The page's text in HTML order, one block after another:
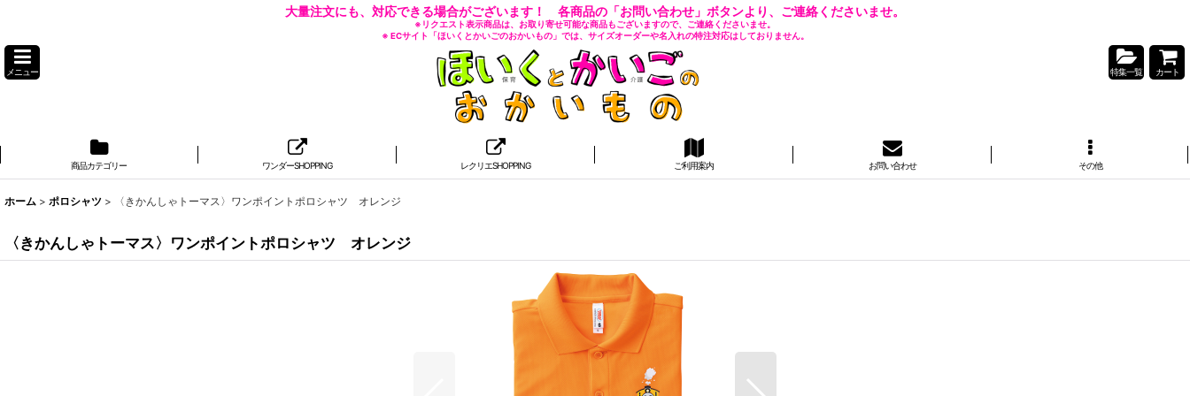
大量注文にも、対応できる場合がございます！ 各商品の「お問い合わせ」ボタンより、ご連絡くださいませ。
※リクエスト表示商品は、お取り寄せ可能な商品もございますので、ご連絡くださいませ。
※ ECサイト「ほいくとかいごのおかいもの」では、サイズオーダーや名入れの特注対応はしておりません。
メニュー 特集一覧 カート
商品カテゴリー ワンダーSHOPPING レクリエSHOPPING ご利用案内 お問い合わせ その他
ホーム > ポロシャツ > 〈きかんしゃトーマス〉ワンポイントポロシャツ オレンジ
〈きかんしゃトーマス〉ワンポイントポロシャツ オレンジ